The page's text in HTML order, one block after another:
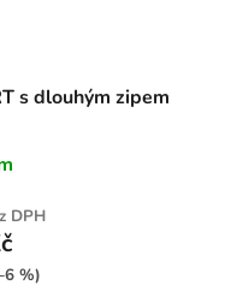
s dlouhým zipem
DPH
%)